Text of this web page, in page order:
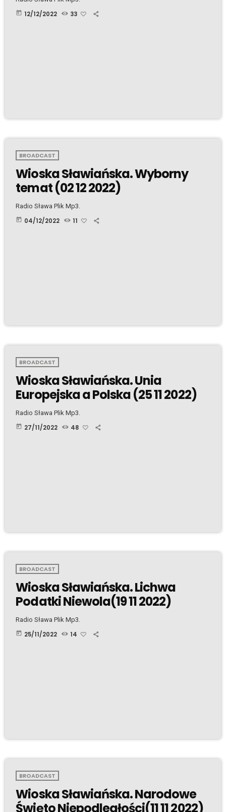
today 12/12/2022 33
BROADCAST
Wioska Sławiańska. Wyborny
temat (02 12 2022)
Radio Sława Plik Mp3.
today 04/12/2022 11
BROADCAST
Wioska Sławiańska. Unia
Europejska a Polska (25 11 2022)
Radio Sława Plik Mp3.
today 27/11/2022 48
BROADCAST
Wioska Sławiańska. Lichwa
Podatki Niewola(19 11 2022)
Radio Sława Plik Mp3.
today 25/11/2022 14
BROADCAST
Wioska Sławiańska. Narodowe
Święto Niepodległości(11 11 2022)